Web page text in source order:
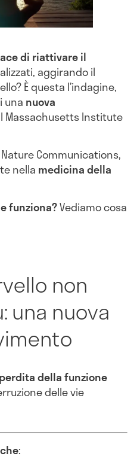
di riattivare il
aggirando il
È questa l’indagine,
una nuova
Massachusetts Institute
Communications,
nella medicina della
funziona?Vediamo cosa
non
una nuova
perdita della funzione
delle vie
: